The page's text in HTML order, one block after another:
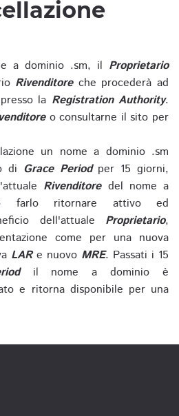
a dominio .sm, il Proprietario
Rivenditoreche procederà ad
la Registration Authority.
o consultarne il sito per
un nome a dominio .sm
di Grace Periodper 15 giorni,
Rivenditoredel nome a
farlo ritornare attivo ed
dell'attuale Proprietario,
come per una nuova
LARe nuovo MRE. Passati i 15
il nome a dominio è
e ritorna disponibile per una